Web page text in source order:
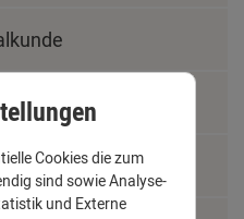
Cookies die zum
sind sowie Analyse-
und Externe